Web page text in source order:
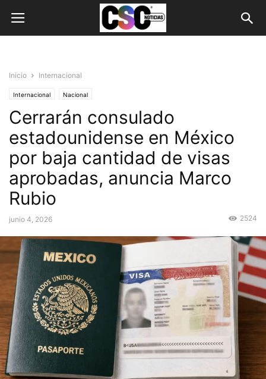
Inicio Internacional
Internacional Nacional
Cerrarán consulado
estadounidense en México
por baja cantidad de visas
aprobadas, anuncia Marco
Rubio
junio 4, 2026 2524